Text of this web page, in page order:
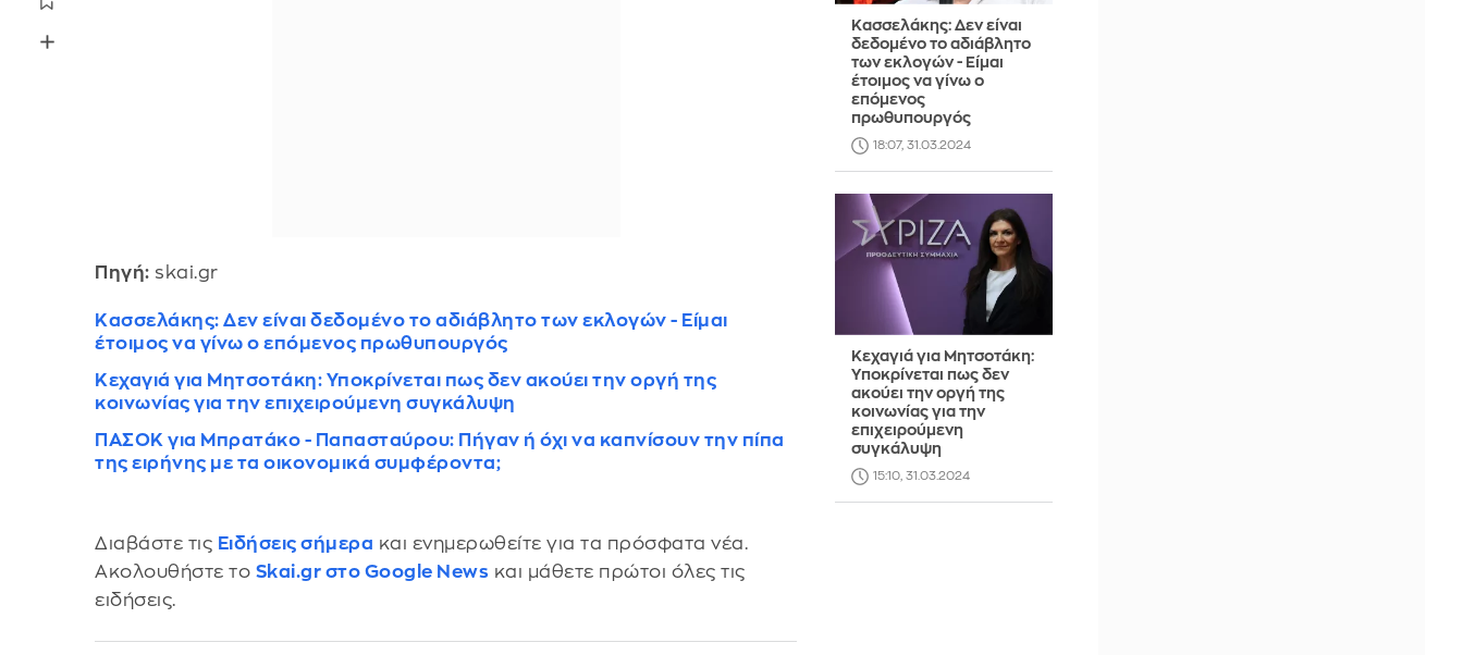
Πηγή: skai.gr
Κασσελάκης: Δεν είναι δεδομένο το αδιάβλητο των εκλογών - Είμαι
έτοιμος να γίνω ο επόμενος πρωθυπουργός
Κεχαγιά για Μητσοτάκη: Υποκρίνεται πως δεν ακούει την οργή της
κοινωνίας για την επιχειρούμενη συγκάλυψη
ΠΑΣΟΚ για Μπρατάκο - Παπασταύρου: Πήγαν ή όχι να καπνίσουν την πίπα
της ειρήνης με τα οικονομικά συμφέροντα;
Διαβάστε τις Ειδήσεις σήμερα και ενημερωθείτε για τα πρόσφατα νέα.
Ακολουθήστε το Skai.gr στο Google News και μάθετε πρώτοι όλες τις
ειδήσεις.
Κασσελάκης: Δεν είναι
δεδομένο το αδιάβλητο
των εκλογών - Είμαι
έτοιμος να γίνω ο
επόμενος
πρωθυπουργός
18:07, 31.03.2024
Κεχαγιά για Μητσοτάκη:
Υποκρίνεται πως δεν
ακούει την οργή της
κοινωνίας για την
επιχειρούμενη
συγκάλυψη
15:10, 31.03.2024